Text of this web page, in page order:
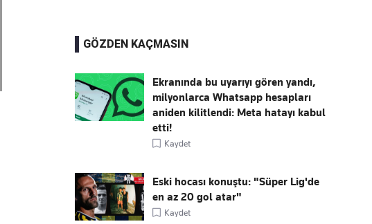
GÖZDEN KAÇMASIN
Ekranında bu uyarıyı gören yandı,
milyonlarca Whatsapp hesapları
aniden kilitlendi: Meta hatayı kabul
etti!
Kaydet
Eski hocası konuştu: "Süper Lig'de
en az 20 gol atar"
Kaydet